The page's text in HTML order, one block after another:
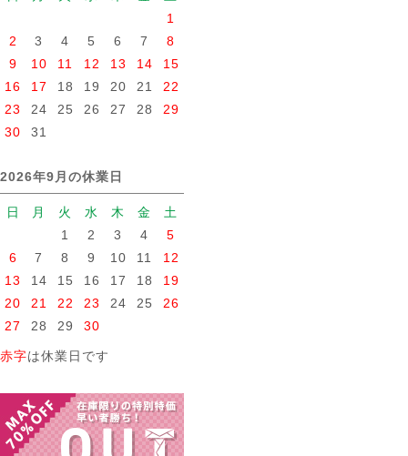
1
2
3 4 5 6 7
8
9
10 11 12 13 14
15
16
17 18 19 20 21
22
23
24 25 26 27 28
29
30
31
2026年9月の休業日
日 月 火 水 木 金
土
1
2 3 4
5
6
7 8 9 10 11
12
13
14 15 16 17 18
19
20
21 22 23 24 25
26
27
28 29 30
赤字は休業日です